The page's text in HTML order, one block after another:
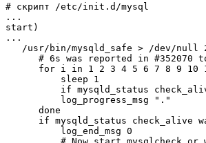
# скрипт /etc/init.d/mysql
...
start)
...
/usr/bin/mysqld_safe > /dev/null
# 6s was reported in #352070
for i in 1 2 3 4 5 6 7 8 9 10
          sleep 1
if mysqld_status
          log_progress_msg "."
      done
if mysqld_status check_alive
          log_end_msg 0